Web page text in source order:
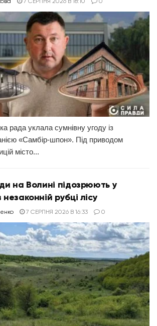
рада уклала сумнівну угоду із
«Самбір-шпон». Під приводом
місто...
на Волині підозрюють у
рубці лісу
7 СЕРПНЯ 2026 В 16:33 0